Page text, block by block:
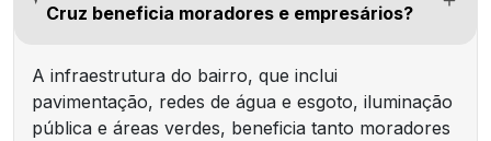
Cruz beneficia moradores e empresários?
A infraestrutura do bairro, que inclui
pavimentação, redes de água e esgoto, iluminação
pública e áreas verdes, beneficia tanto moradores